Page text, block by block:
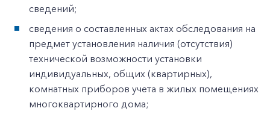
сведений;
сведения о составленных актах обследования на
предмет установления наличия (отсутствия)
технической возможности установки
индивидуальных, общих (квартирных),
комнатных приборов учета в жилых помещениях
многоквартирного дома;